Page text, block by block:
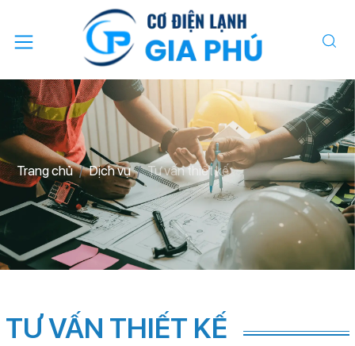
Trang chủ Dịch vụ Tư vấn thiết kế
TƯ VẤN THIẾT KẾ